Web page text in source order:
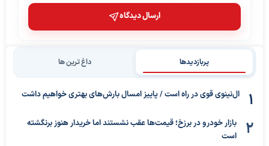
ارسال دیدگاه
پربازدیدها داغ ترین ها
ال‌نینوی قوی در راه است / پاییز امسال بارش‌های بهتری خواهیم داشت
بازار خودرو در برزخ؛ قیمت‌ها عقب نشستند اما خریدار هنوز برنگشته
است